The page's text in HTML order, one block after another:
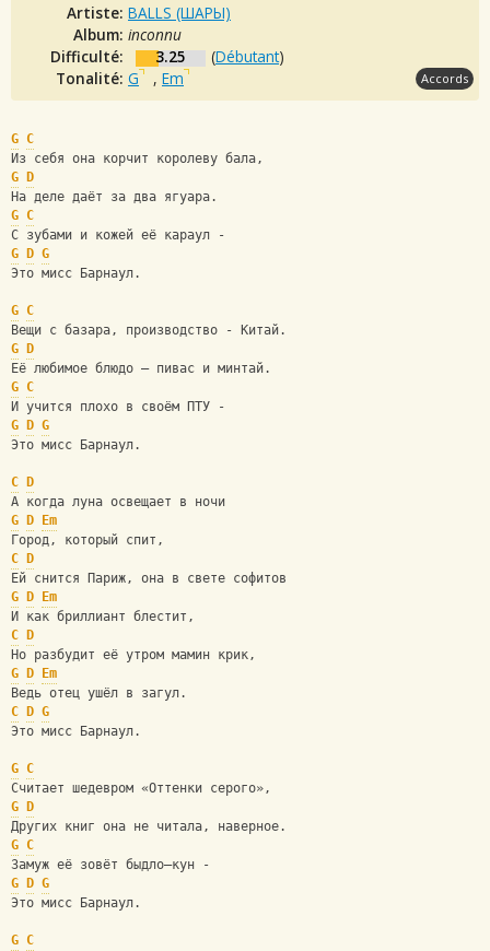
Artiste: BALLS (ШАРЫ)
Album: inconnu
Difficulté:
3.25 (Débutant)
Tonalité: G , Em Accords
G C
Из себя она корчит королеву бала,
G
D
На деле даёт за два ягуара.
G C
С зубами и кожей её караул -
G
D G
Это мисс Барнаул.
G C
Вещи с базара, производство - Китай.
G
D
Её любимое блюдо — пивас и минтай.
G C
И учится плохо в своём ПТУ -
G
D G
Это мисс Барнаул.
C
D
А когда луна освещает в ночи
G
D
Em
Город, который спит,
C
D
Ей снится Париж, она в свете софитов
G
D
Em
И как бриллиант блестит,
C
D
Но разбудит её утром мамин крик,
G
D
Em
Ведь отец ушёл в загул.
C
D G
Это мисс Барнаул.
G C
Считает шедевром «Оттенки серого»,
G
D
Других книг она не читала, наверное.
G C
Замуж её зовёт быдло–кун -
G
D G
Это мисс Барнаул.
G C